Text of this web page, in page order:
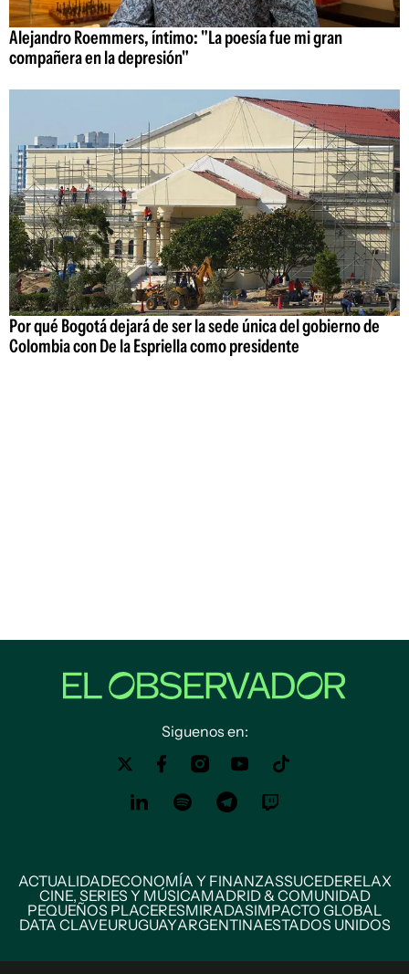
Alejandro Roemmers, íntimo: "La poesía fue mi gran
compañera en la depresión"
Por qué Bogotá dejará de ser la sede única del gobierno de
Colombia con De la Espriella como presidente
Siguenos en:
ACTUALIDADECONOMÍA Y FINANZASSUCEDERELAX
CINE, SERIES Y MÚSICAMADRID & COMUNIDAD
PEQUEÑOS PLACERESMIRADASIMPACTO GLOBAL
DATA CLAVEURUGUAYARGENTINAESTADOS UNIDOS